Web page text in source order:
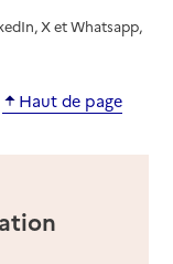
X et Whatsapp,
Haut de page